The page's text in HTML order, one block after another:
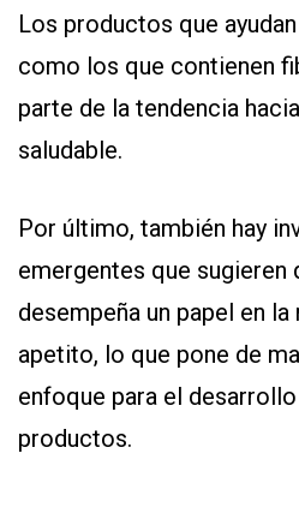
Los productos que
como los que contienen
parte de la tendencia
saludable.
Por último, también hay
emergentes que sugieren
desempeña un papel en
apetito, lo que pone de
enfoque para el
productos.